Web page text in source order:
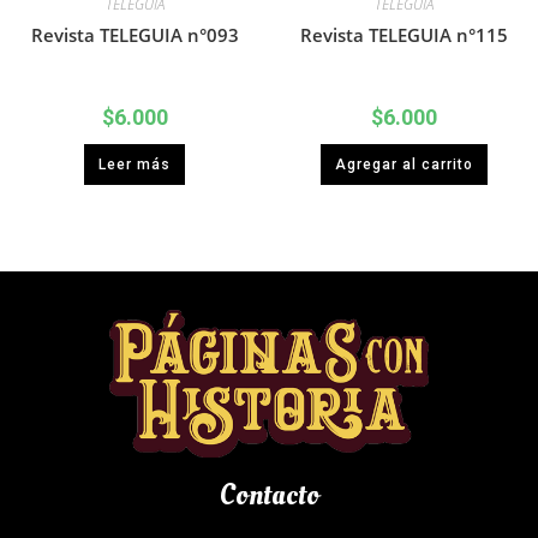
Revista TELEGUIA n°093
$6.000
Leer más
Revista TELEGUIA n°115
$6.000
Agregar al carrito
Contacto